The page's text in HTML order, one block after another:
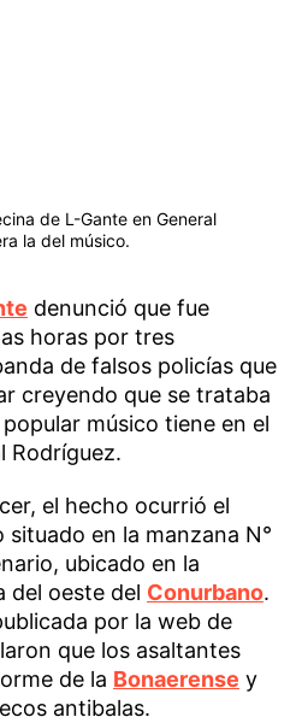
de L-Gante en General
la del músico.
denunció que fue
horas por tres
de falsos policías que
creyendo que se trataba
músico tiene en el
Rodríguez.
el hecho ocurrió el
situado en la manzana N°
ubicado en la
del oeste del Conurbano.
por la web de
que los asaltantes
de la Bonaerense y
antibalas.